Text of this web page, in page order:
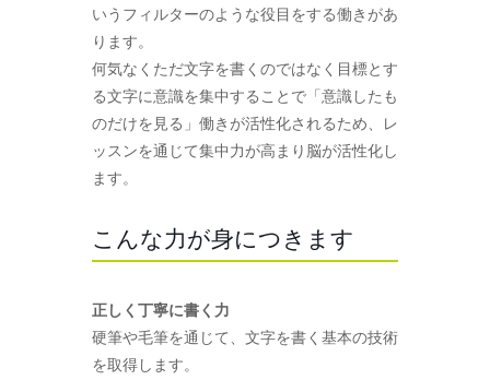
いうフィルターのような役目をする働きがあ
ります。
何気なくただ文字を書くのではなく目標とす
る文字に意識を集中することで「意識したも
のだけを見る」働きが活性化されるため、レ
ッスンを通じて集中力が高まり脳が活性化し
ます。
こんな力が身につきます
正しく丁寧に書く力
硬筆や毛筆を通じて、文字を書く基本の技術
を取得します。